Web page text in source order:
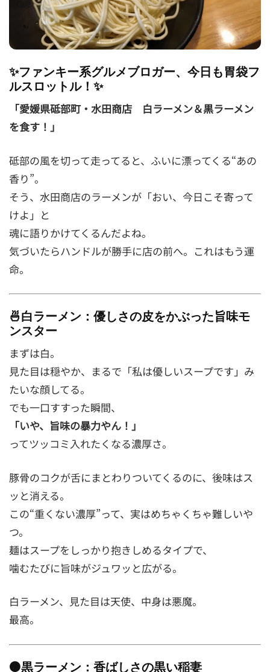
✨ファンキー系グルメブロガー、今日も胃袋フ
ルスロットル！✨
「愛媛県砥部町・水田商店 白ラーメン＆黒ラーメン
を食す！」
砥部の風を切って走ってると、ふいに漂ってくる“あの
香り”。
そう、水田商店のラーメンが「おい、今日こそ寄って
けよ」と
魂に語りかけてくるんだよね。
気づいたらハンドルが勝手に店の前へ。これはもう運
命。
🍜白ラーメン：優しさの皮をかぶった旨味モ
ンスター
まずは白。
見た目は穏やか、まるで「私は優しいスープです」み
たいな顔してる。
でも一口すすった瞬間、
「いや、旨味の暴力やん！」
ってツッコミ入れたくなる濃厚さ。
豚骨のコクが舌にまとわりついてくるのに、後味はス
ッと消える。
この“重くない濃厚”って、実はめちゃくちゃ難しいや
つ。
麺はスープをしっかり抱きしめるタイプで、
噛むたびに旨味がジュワッと広がる。
白ラーメン、見た目は天使、中身は悪魔。
最高。
⚫黒ラーメン：香ばしさの黒い稲妻